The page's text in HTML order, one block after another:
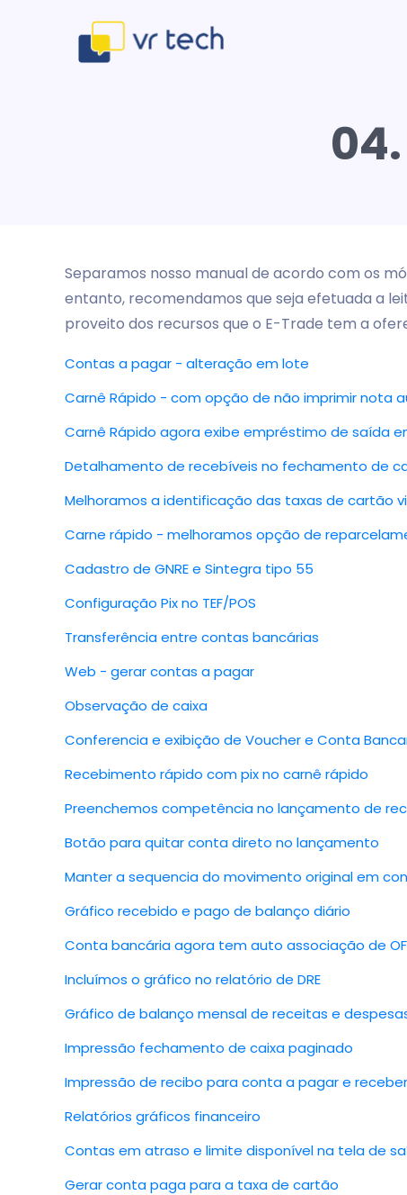
Separamos nosso manual de acordo com os
entanto, recomendamos que seja efetuada a
proveito dos recursos que o E-Trade tem a
Contas a pagar - alteração em lote
Carnê Rápido - com opção de não imprimir nota
Carnê Rápido agora exibe empréstimo de saída
Detalhamento de recebíveis no fechamento de
Melhoramos a identificação das taxas de cartão
Carne rápido - melhoramos opção de
Cadastro de GNRE e Sintegra tipo 55
Configuração Pix no TEF/POS
Transferência entre contas bancárias
Web - gerar contas a pagar
Observação de caixa
Conferencia e exibição de Voucher e Conta
Recebimento rápido com pix no carnê rápido
Preenchemos competência no lançamento de
Botão para quitar conta direto no lançamento
Manter a sequencia do movimento original em
Gráfico recebido e pago de balanço diário
Conta bancária agora tem auto associação de
Incluímos o gráfico no relatório de DRE
Gráfico de balanço mensal de receitas e
Impressão fechamento de caixa paginado
Impressão de recibo para conta a pagar e receber
Relatórios gráficos financeiro
Contas em atraso e limite disponível na tela de
Gerar conta paga para a taxa de cartão